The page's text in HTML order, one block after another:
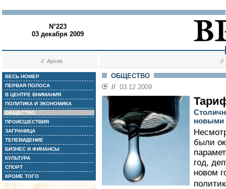
N°223
03 декабря 2009
//Архив //
ВЕСЬ НОМЕР
ПЕРВАЯ ПОЛОСА
В ЦЕНТРЕ ВНИМАНИЯ
ПОЛИТИКА И ЭКОНОМИКА
ОБЩЕСТВО
ПРОИСШЕСТВИЯ
ЗАГРАНИЦА
ТЕЛЕВИДЕНИЕ
БИЗНЕС И ФИНАНСЫ
КУЛЬТУРА
СПОРТ
КРОМЕ ТОГО
ОБЩЕСТВО
// 03.12.2009
новыми
были
год,
новом